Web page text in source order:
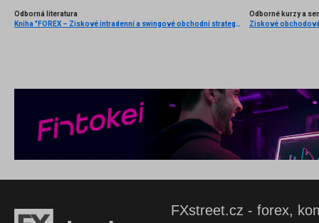
Odborná literatura
Kniha "FOREX – Ziskové intradenní a swingové obchodní strategie" od Kathy Lien vychází v češtině!
Odborné kurzy a
FXstreet.cz - forex,